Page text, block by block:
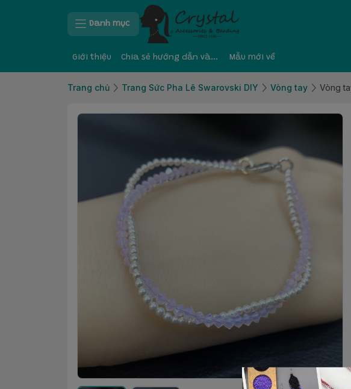
Danh mục
Giới thiệu Chia sẻ hướng dẫn và kinh nghiệm Mẫu mới về
Trang chủ Trang Sức Pha Lê Swarovski DIY Vòng tay Vòng